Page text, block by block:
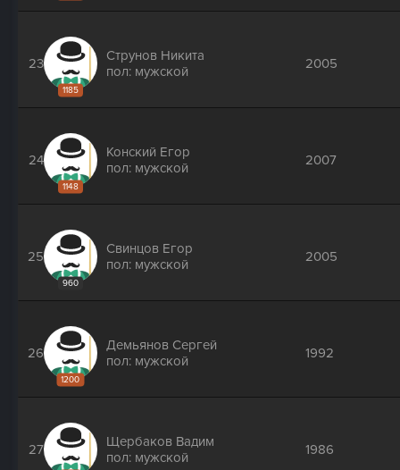
23
1185
Струнов Никита
пол: мужской
2005
24
1148
Конский Егор
пол: мужской
2007
25
960
Свинцов Егор
пол: мужской
2005
26
1200
Демьянов Сергей
пол: мужской
1992
27
Щербаков Вадим
пол: мужской
1986